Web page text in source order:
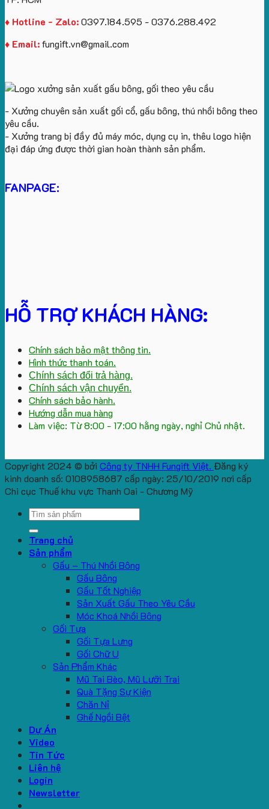
♦ Hotline - Zalo:0397.184.595 - 0376.288.492
♦ Email:fungift.vn@gmail.com
- Xưởng chuyên sản xuất gối cổ, gấu bông, thú nhồi bông theo
yêu cầu.
- Xưởng trang bị đầy đủ máy móc, dụng cụ in, thêu logo hiện
đại đáp ứng được thời gian hoàn thành sản phẩm.
FANPAGE:
HỖ TRỢ KHÁCH HÀNG:
Chính sách bảo mật thông tin.
Hình thức thanh toán.
Chính sách đổi trả hàng.
Chính sách vận chuyển.
Chính sách bảo hành.
Hướng dẫn mua hàng
Làm việc: Từ 8:00 - 17:00 hằng ngày, nghỉ Chủ nhật.
Copyright 2024 © bởi Công ty TNHH Fungift Việt. Đăng ký
kinh doanh số: 0108958687 cấp ngày: 25/10/2019 nơi cấp
Chi cục Thuế khu vực Thanh Oai - Chương Mỹ
Search
Trang chủ
Sản phẩm
Gấu – Thú Nhồi Bông
Gấu Bông
Gấu Tốt Nghiệp
Sản Xuất Gấu Theo Yêu Cầu
Móc Khoá Nhồi Bông
Gối Tựa
Gối Tựa Lưng
Gối Chữ U
Sản Phẩm Khác
Mũ Tai Bèo, Mũ Lưỡi Trai
Quà Tặng Sự Kiện
Chăn Nỉ
Ghế Ngồi Bệt
Dự Án
Video
Tin Tức
Liên hệ
Login
Newsletter